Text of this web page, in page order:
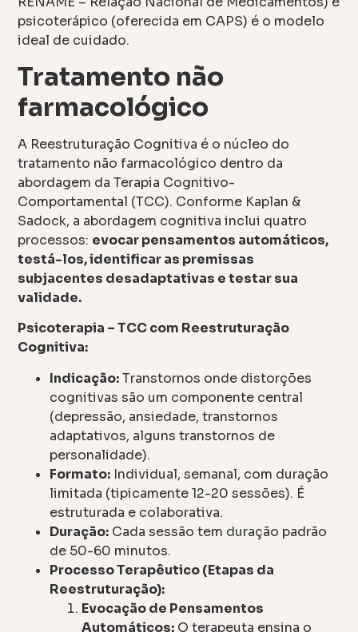
psicoterápico (oferecida em CAPS) é o modelo
ideal de cuidado.
Tratamento não
farmacológico
A Reestruturação Cognitiva é o núcleo do
tratamento não farmacológico dentro da
abordagem da Terapia Cognitivo-
Comportamental (TCC). Conforme Kaplan &
Sadock, a abordagem cognitiva inclui quatro
processos: evocar pensamentos automáticos,
testá-los, identificar as premissas
subjacentes desadaptativas e testar sua
validade.
Psicoterapia – TCC com Reestruturação
Cognitiva:
Indicação:Transtornos onde distorções
cognitivas são um componente central
(depressão, ansiedade, transtornos
adaptativos, alguns transtornos de
personalidade).
Formato: Individual, semanal, com duração
limitada (tipicamente 12-20 sessões). É
estruturada e colaborativa.
Duração: Cada sessão tem duração padrão
de 50-60 minutos.
Processo Terapêutico (Etapas da
Reestruturação):
Evocação de Pensamentos
Automáticos: O terapeuta ensina o